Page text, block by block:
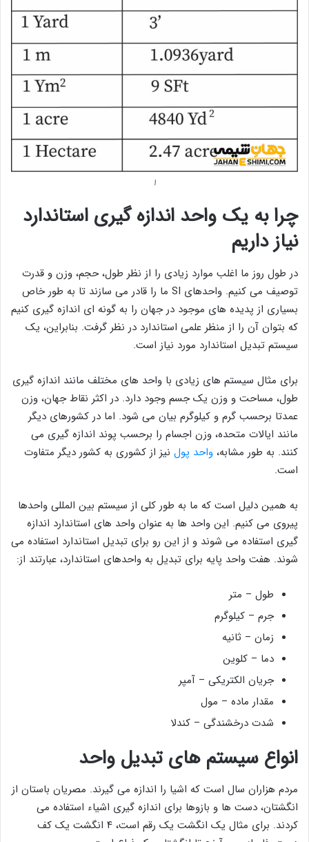
۱
چرا به یک واحد اندازه گیری استاندارد
نیاز داریم
در طول روز ما اغلب موارد زیادی را از نظر طول، حجم، وزن و قدرت
توصیف می کنیم. واحدهای SI ما را قادر می سازند تا به طور خاص
بسیاری از پدیده های موجود در جهان را به گونه ای اندازه گیری کنیم
که بتوان آن را از منظر علمی استاندارد در نظر گرفت. بنابراین، یک
سیستم تبدیل استاندارد مورد نیاز است.
برای مثال سیستم ‌های زیادی با واحد های مختلف مانند اندازه ‌گیری
طول، مساحت و وزن یک جسم وجود دارد. در اکثر نقاط جهان، وزن
عمدتا برحسب گرم و کیلوگرم بیان می شود. اما در کشورهای دیگر
مانند ایالات متحده، وزن اجسام را برحسب پوند اندازه گیری می
کنند. به طور مشابه، واحد پول نیز از کشوری به کشور دیگر متفاوت
است.
به همین دلیل است که ما به طور کلی از سیستم بین المللی واحدها
پیروی می کنیم. این واحد ها به عنوان واحد های استاندارد اندازه
گیری استفاده می شوند و از این رو برای تبدیل استاندارد استفاده می
شوند. هفت واحد پایه برای تبدیل به واحدهای استاندارد، عبارتند از:
طول – متر
جرم – کیلوگرم
زمان – ثانیه
دما – کلوین
جریان الکتریکی – آمپر
مقدار ماده – مول
شدت درخشندگی – کندلا
انواع سیستم های تبدیل واحد
مردم هزاران سال است که اشیا را اندازه می‌ گیرند. مصریان باستان از
انگشتان، دست ‌ها و بازوها برای اندازه‌ گیری اشیاء استفاده می‌
کردند. برای مثال یک انگشت یک رقم است، ۴ انگشت یک کف